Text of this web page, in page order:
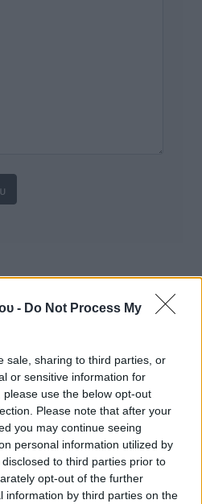
- Do Not Process My
sale, sharing to third parties, or
or sensitive information for
use the below opt-out
Please note that after your
you may continue seeing
personal information utilized by
to third parties prior to
opt-out of the further
information by third parties on the
η χρήση του παρακάτω
προς το άρθρο